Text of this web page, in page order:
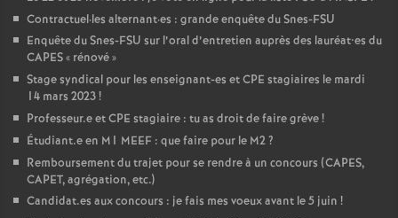
Contractuel·les alternant·es : grande enquête du Snes-FSU
Enquête du Snes-FSU sur l’oral d’entretien auprès des lauréat•es du
CAPES« rénové»
Stage syndical pour les enseignant-es etCPE stagiaires le mardi
14 mars 2023!
Professeur.e etCPE stagiaire : tu as droit de faire grève!
Étudiant.e en M1 MEEF : que faire pour le M2?
Remboursement du trajet pour se rendre à un concours (CAPES,
CAPET, agrégation, etc.)
Candidat.es aux concours : je fais mes voeux avant le 5 juin !